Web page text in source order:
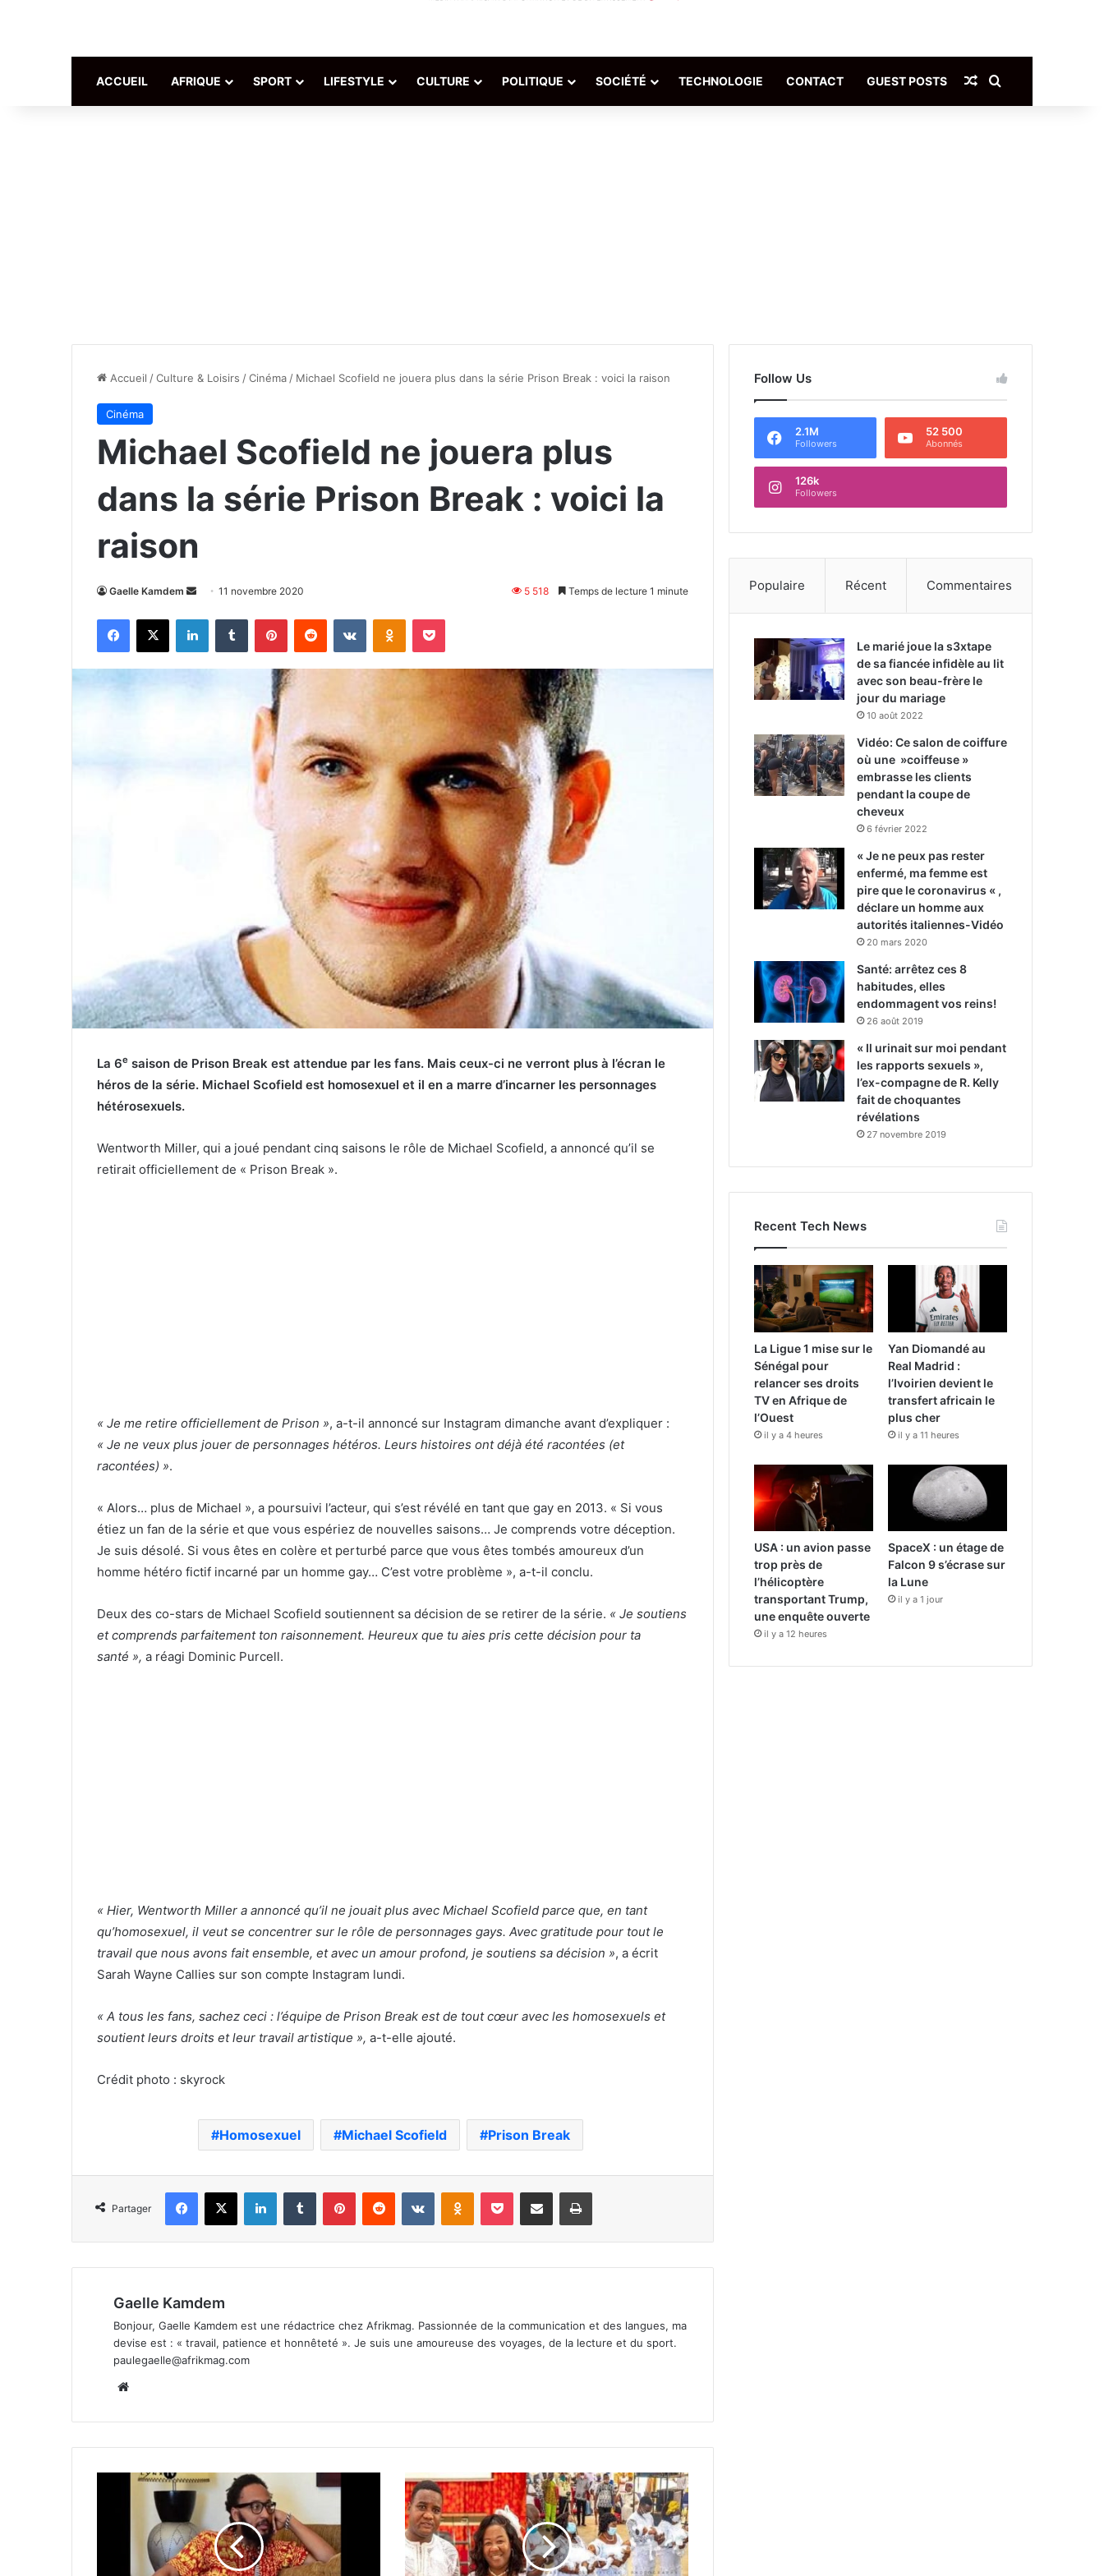
ACCUEIL AFRIQUE SPORT LIFESTYLE CULTURE POLITIQUE SOCIÉTÉ TECHNOLOGIE CONTACT GUEST POSTS Article Aléatoire
Accueil /Culture & Loisirs /Cinéma / Michael Scofield ne jouera plus dans la série Prison Break : voici la raison
Cinéma
Michael Scofield ne jouera plus
dans la série Prison Break : voici la
raison
Gaelle Kamdem
Envoyer
courriel
11 novembre 2020 5 518 Temps de lecture 1 minute
Facebook
X LinkedinTumblr PinterestReddit VKontakteOdnoklassniki
Pocket
La 6e saison de Prison Break est attendue par les fans. Mais ceux-ci ne verront plus à l’écran le
héros de la série. Michael Scofield est homosexuel et il en a marre d’incarner les personnages
hétérosexuels.
Wentworth Miller, qui a joué pendant cinq saisons le rôle de Michael Scofield, a annoncé qu’il se
retirait officiellement de « Prison Break ».
« Je me retire officiellement de Prison », a-t-il annoncé sur Instagram dimanche avant d’expliquer :
« Je ne veux plus jouer de personnages hétéros. Leurs histoires ont déjà été racontées (et
racontées) ».
« Alors… plus de Michael », a poursuivi l’acteur, qui s’est révélé en tant que gay en 2013. « Si vous
étiez un fan de la série et que vous espériez de nouvelles saisons… Je comprends votre déception.
Je suis désolé. Si vous êtes en colère et perturbé parce que vous êtes tombés amoureux d’un
homme hétéro fictif incarné par un homme gay… C’est votre problème », a-t-il conclu.
Deux des co-stars de Michael Scofield soutiennent sa décision de se retirer de la série. « Je soutiens
et comprends parfaitement ton raisonnement. Heureux que tu aies pris cette décision pour ta
santé », a réagi Dominic Purcell.
« Hier, Wentworth Miller a annoncé qu’il ne jouait plus avec Michael Scofield parce que, en tant
qu’homosexuel, il veut se concentrer sur le rôle de personnages gays. Avec gratitude pour tout le
travail que nous avons fait ensemble, et avec un amour profond, je soutiens sa décision », a écrit
Sarah Wayne Callies sur son compte Instagram lundi.
« A tous les fans, sachez ceci : l’équipe de Prison Break est de tout cœur avec les homosexuels et
soutient leurs droits et leur travail artistique », a-t-elle ajouté.
Crédit photo : skyrock
Homosexuel Michael Scofield Prison Break
Partager
Facebook
X LinkedinTumblr PinterestReddit VKontakteOdnoklassniki
Pocket Partager par email Imprimer
Gaelle Kamdem
Bonjour, Gaelle Kamdem est une rédactrice chez Afrikmag. Passionnée de la communication et des langues, ma
devise est : « travail, patience et honnêteté ». Je suis une amoureuse des voyages, de la lecture et du sport.
paulegaelle@afrikmag.com
Follow Us
2.1M
Followers
52 500
Abonnés
126k
Followers
Populaire Récent Commentaires
Le marié joue la s3xtape
de sa fiancée infidèle au lit
avec son beau-frère le
jour du mariage
10 août 2022
Vidéo: Ce salon de coiffure
où une »coiffeuse »
embrasse les clients
pendant la coupe de
cheveux
6 février 2022
« Je ne peux pas rester
enfermé, ma femme est
pire que le coronavirus « ,
déclare un homme aux
autorités italiennes-Vidéo
20 mars 2020
Santé: arrêtez ces 8
habitudes, elles
endommagent vos reins!
26 août 2019
« Il urinait sur moi pendant
les rapports sexuels »,
l’ex-compagne de R. Kelly
fait de choquantes
révélations
27 novembre 2019
Recent Tech News
La Ligue 1 mise sur le
Sénégal pour
relancer ses droits
TV en Afrique de
l’Ouest
il y a 4 heures
Yan Diomandé au
Real Madrid :
l’Ivoirien devient le
transfert africain le
plus cher
il y a 11 heures
USA : un avion passe
trop près de
l’hélicoptère
transportant Trump,
une enquête ouverte
il y a 12 heures
SpaceX : un étage de
Falcon 9 s’écrase sur
la Lune
il y a 1 jour